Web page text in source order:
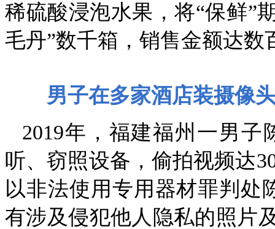
稀硫酸浸泡水果，将“保鲜”
毛丹”数千箱，销售金额达数
男子在多家酒店装摄像头
2019年，福建福州一男
听、窃照设备，偷拍视频达
以非法使用专用器材罪判处
有涉及侵犯他人隐私的照片